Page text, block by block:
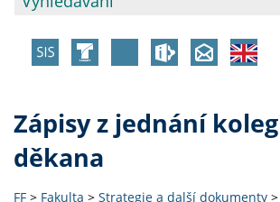
Zápisy z jednání
děkana
FF > Fakulta > Strategie a další dokumenty >